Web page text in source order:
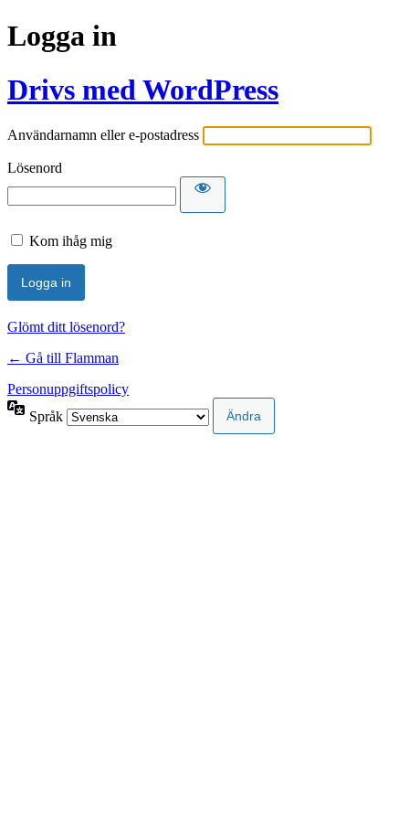
Logga in
Drivs med WordPress
Användarnamn eller e-postadress
Lösenord
Kom ihåg mig
Glömt ditt lösenord?
← Gå till Flamman
Personuppgiftspolicy
Språk